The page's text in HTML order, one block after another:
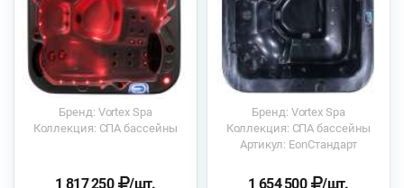
Бренд: Vortex Spa
Коллекция: СПА бассейны
1 817 250 /шт.
Бренд: Vortex Spa
Коллекция: СПА бассейны
Артикул: EonСтандарт
1 654 500 /шт.